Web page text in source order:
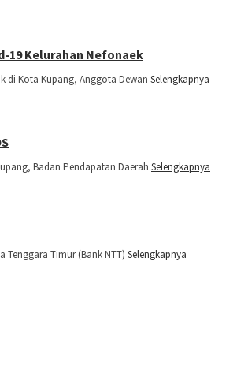
19 Kelurahan Nefonaek
di Kota Kupang, Anggota Dewan Selengkapnya
Badan Pendapatan Daerah Selengkapnya
Tenggara Timur (Bank NTT) Selengkapnya